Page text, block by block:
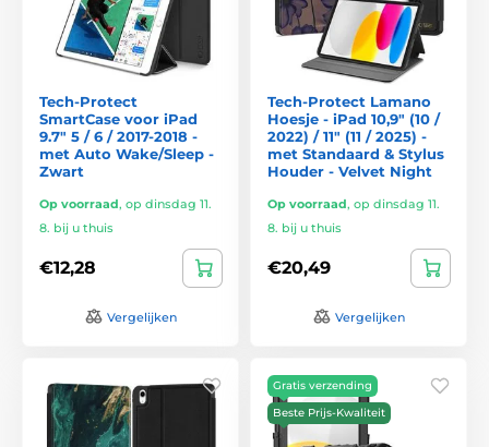
Tech-Protect
SmartCase voor iPad
9.7" 5 / 6 / 2017-2018 -
met Auto Wake/Sleep -
Zwart
Op voorraad, op dinsdag 11.
8. bij u thuis
€12,28
Vergelijken
Tech-Protect Lamano
Hoesje - iPad 10,9" (10 /
2022) / 11" (11 / 2025) -
met Standaard & Stylus
Houder - Velvet Night
Op voorraad, op dinsdag 11.
8. bij u thuis
€20,49
Vergelijken
Gratis verzending
Beste Prijs-Kwaliteit